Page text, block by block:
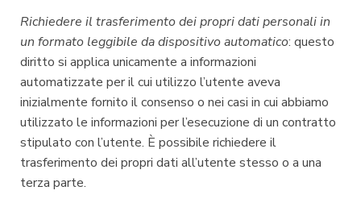
Richiedere il trasferimento dei propri dati personali in
un formato leggibile da dispositivo automatico: questo
diritto si applica unicamente a informazioni
automatizzate per il cui utilizzo l’utente aveva
inizialmente fornito il consenso o nei casi in cui abbiamo
utilizzato le informazioni per l’esecuzione di un contratto
stipulato con l’utente. È possibile richiedere il
trasferimento dei propri dati all’utente stesso o a una
terza parte.